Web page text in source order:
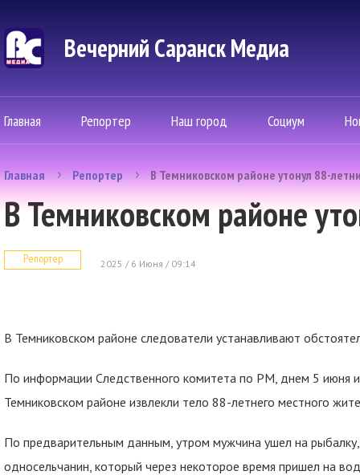
Вечерний Саранск Mедиа
Главная Репортер Наш город Социум
Главная Репортер В Темниковском районе утонул 88-
В Темниковском районе
Репортер 2025 / 6 Июня / 09:14
В Темниковском районе следователи устанавливают
По информации Следственного комитета по РМ, днем 5 июня
Темниковском районе извлекли тело 88-летнего местного
По предварительным данным, утром мужчина ушел на рыбалку,
односельчанин, который через некоторое время пришел на